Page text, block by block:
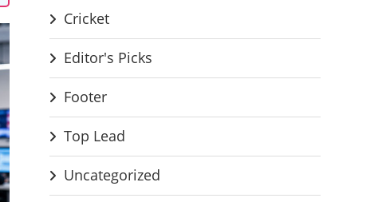
Cricket
Editor's Picks
Footer
Top Lead
Uncategorized